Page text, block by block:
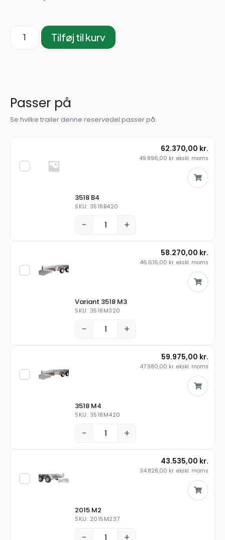
Tilføj til kurv
Passer på
Se hvilke trailer denne reservedel passer på.
3518 B4
SKU: 3518B420
− +
62.370,00 kr.
49.896,00 kr. ekskl. moms
Variant 3518 M3
SKU: 3518M320
− +
58.270,00 kr.
46.616,00 kr. ekskl. moms
3518 M4
SKU: 3518M420
− +
59.975,00 kr.
47.980,00 kr. ekskl. moms
2015 M2
SKU: 2015M237
− +
43.535,00 kr.
34.828,00 kr. ekskl. moms